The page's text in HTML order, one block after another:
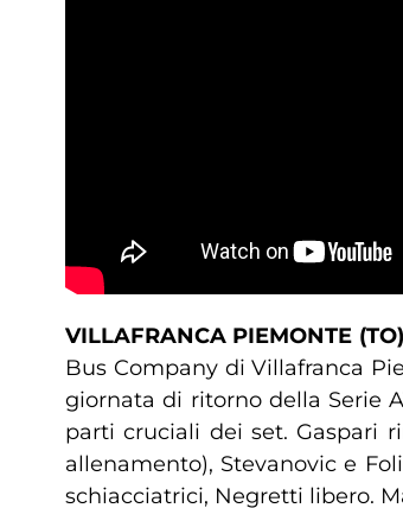
VILLAFRANCA PIEMONTE
Bus Company di Villafranca
giornata di ritorno della Serie
parti cruciali dei set. Gaspari
allenamento), Stevanovic e
schiacciatrici, Negretti libero.